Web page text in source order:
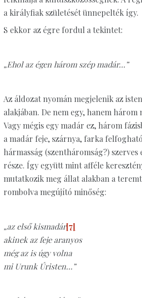
a királyfiak születését ünnepelték így.
S ekkor az égre fordul a tekintet:
„Ehol az égen három szép madár…”
Az áldozat nyomán megjelenik az
alakjában. De nem egy, hanem három
Vagy mégis egy madár ez, három
a madár feje, szárnya, farka
hármasság (szentháromság?) szerves
része. Így együtt mint afféle
mutatkozik meg állat alakban a
rombolva megújító minőség:
„az első kismadár[7]
akinek az feje aranyos
még az is úgy volna
mi Urunk Úristen…”